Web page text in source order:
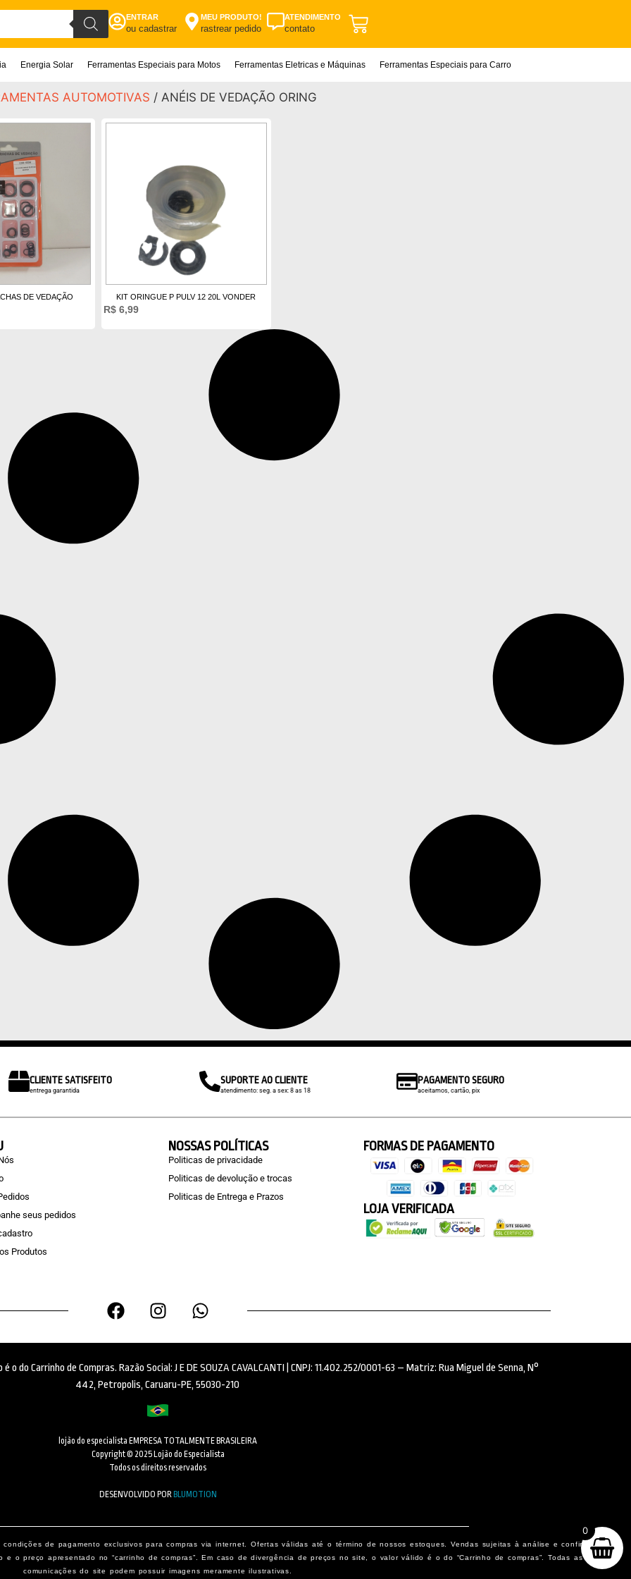
ENTRAR
ou cadastrar
MEU PRODUTO!
rastrear pedido
ATENDIMENTO
contato
Energia Solar Ferramentas Especiais para Motos Ferramentas Eletricas e Máquinas Ferramentas Especiais para Carro
AUTOMOTIVAS / ANÉIS DE VEDAÇÃO ORING
DE VEDAÇÃO KIT ORINGUE P PULV 12 20L VONDER
R$6,99
CLIENTE SATISFEITO
entrega garantida
SUPORTE AO CLIENTE
atendimento: seg. a sex: 8 as 18
PAGAMENTO SEGURO
aceitamos, cartão, pix
seus pedidos
Produtos
NOSSAS POLÍTICAS
Politicas de privacidade
Politicas de devolução e trocas
Politicas de Entrega e Prazos
FORMAS DE PAGAMENTO
LOJA VERIFICADA
do Carrinho de Compras. Razão Social: J E DE SOUZA CAVALCANTI | CNPJ: 11.402.252/0001-63 – Matriz: Rua Miguel de Senna, N°
442, Petropolis, Caruaru-PE, 55030-210
lojão do especialista EMPRESA TOTALMENTE BRASILEIRA
Copyright © 2025 Lojão do Especialista
Todos os direitos reservados
DESENVOLVIDO POR BLUMOTION
de pagamento exclusivos para compras via internet. Ofertas válidas até o término de nossos estoques. Vendas sujeitas à análise e confirmação
o preço apresentado no “carrinho de compras”. Em caso de divergência de preços no site, o valor válido é o do “Carrinho de compras”. Todas as
comunicações do site podem possuir imagens meramente ilustrativas.
0